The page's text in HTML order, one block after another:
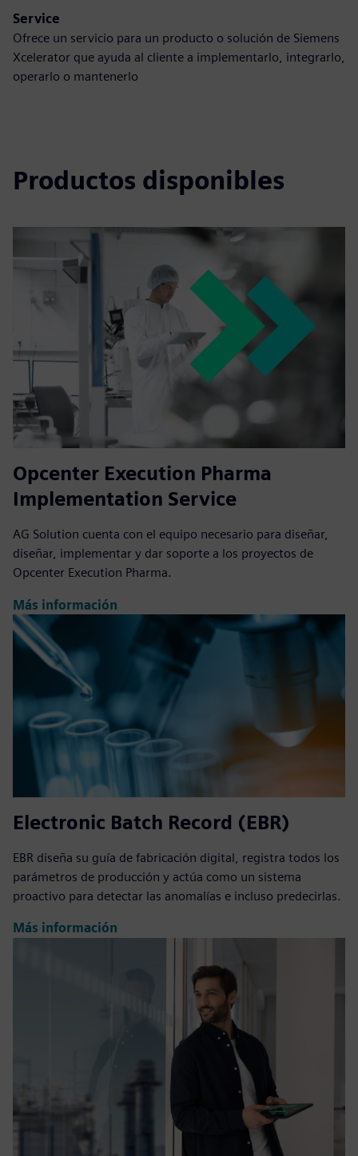
Service
Ofrece un servicio para un producto o solución de Siemens
Xcelerator que ayuda al cliente a implementarlo, integrarlo,
operarlo o mantenerlo
Productos disponibles
Opcenter Execution Pharma
Implementation Service
AG Solution cuenta con el equipo necesario para diseñar,
diseñar, implementar y dar soporte a los proyectos de
Opcenter Execution Pharma.
Más información
Electronic Batch Record (EBR)
EBR diseña su guía de fabricación digital, registra todos los
parámetros de producción y actúa como un sistema
proactivo para detectar las anomalías e incluso predecirlas.
Más información